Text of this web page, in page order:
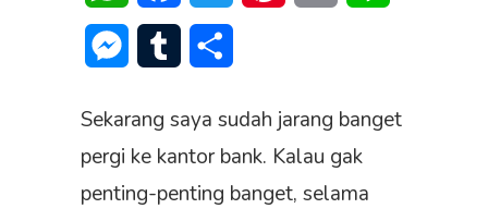
Messenger
Tumblr
Sekarang saya sudah jarang banget
pergi ke kantor bank. Kalau gak
penting-penting banget, selama